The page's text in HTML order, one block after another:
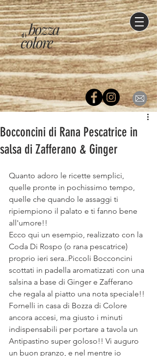
di
colore
bozza
Bocconcini di Rana Pescatrice in
salsa di Zafferano & Ginger
Quanto adoro le ricette semplici,
quelle pronte in pochissimo tempo,
quelle che quando le assaggi ti
ripiempiono il palato e ti fanno bene
all'umore!!
Ecco qui un esempio, realizzato con la
Coda Di Rospo (o rana pescatrice)
proprio ieri sera..Piccoli Bocconcini
scottati in padella aromatizzati con una
salsina a base di Ginger e Zafferano
che regala al piatto una nota speciale!!
Fornelli in casa di Bozza di Colore
ancora accesi, ma giusto i minuti
indispensabili per portare a tavola un
Antipastino super goloso!! Vi auguro
un buon pranzo, e nel mentre io